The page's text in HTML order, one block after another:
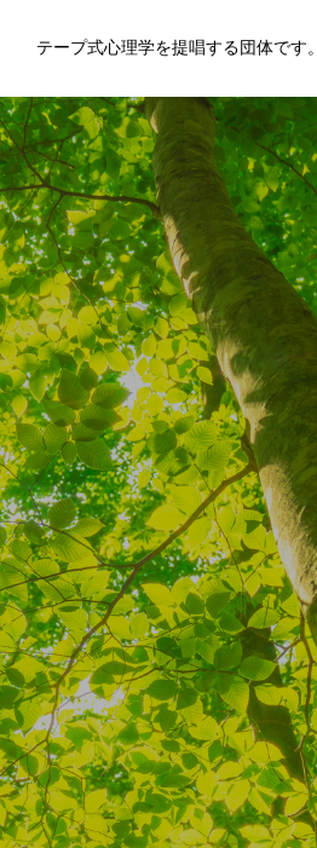
テープ式心理学を提唱する団体です。